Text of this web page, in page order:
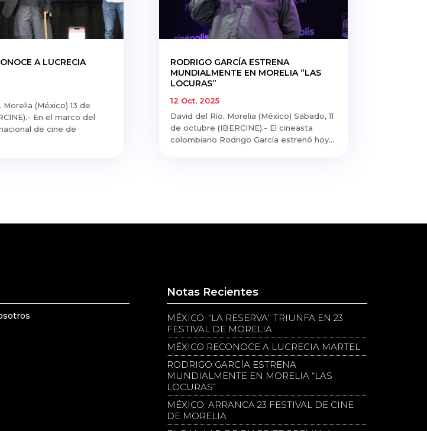
A LUCRECIA
Morelia (México) 13 de
En el marco del
de cine de
RODRIGO GARCÍA ESTRENA
MUNDIALMENTE EN MORELIA “LAS
LOCURAS”
12 Oct, 2025
David del Río. Morelia (México) Sábado, 11
de octubre (IBERCINE).- El cineasta
colombiano Rodrigo García estrenó hoy...
Notas Recientes
MÉXICO: “LA RESERVA” TRIUNFA EN 23
FESTIVAL DE MORELIA
MÉXICO RECONOCE A LUCRECIA MARTEL
RODRIGO GARCÍA ESTRENA
MUNDIALMENTE EN MORELIA “LAS
LOCURAS”
MÉXICO: ARRANCA 23 FESTIVAL DE CINE
DE MORELIA